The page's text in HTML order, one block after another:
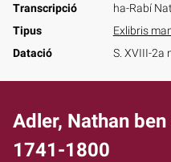
Transcripció
ha-Rabí
Tipus
Exlibris
Datació
S. XVIII-2a
Adler, Nathan
1741-1800